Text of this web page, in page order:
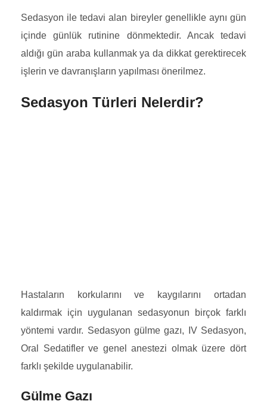
Sedasyon ile tedavi alan bireyler genellikle aynı gün
içinde günlük rutinine dönmektedir. Ancak tedavi
aldığı gün araba kullanmak ya da dikkat gerektirecek
işlerin ve davranışların yapılması önerilmez.
Sedasyon Türleri Nelerdir?
Hastaların korkularını ve kaygılarını ortadan
kaldırmak için uygulanan sedasyonun birçok farklı
yöntemi vardır. Sedasyon gülme gazı, IV Sedasyon,
Oral Sedatifler ve genel anestezi olmak üzere dört
farklı şekilde uygulanabilir.
Gülme Gazı